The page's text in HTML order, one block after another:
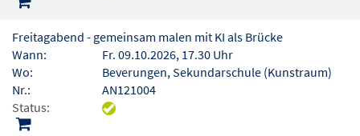
Freitagabend - gemeinsam malen mit KI als Brücke
Wann:
Fr. 09.10.2026, 17.30 Uhr
Wo:
Beverungen, Sekundarschule (Kunstraum)
Nr.:
AN121004
Status: